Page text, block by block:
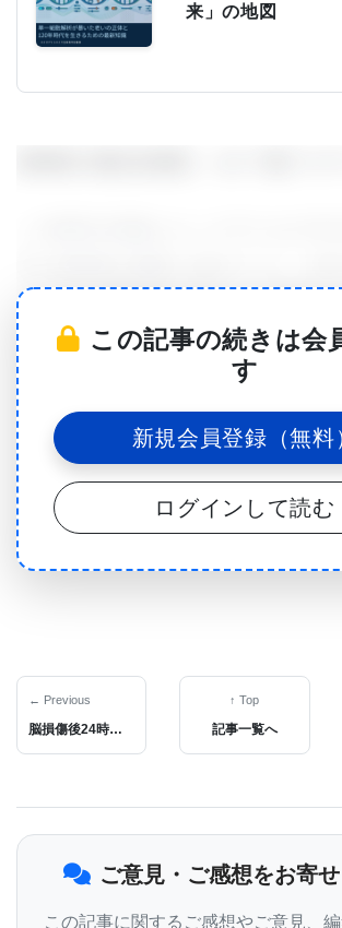
来」の地図
の正式な診断基準を満たし、持続的
症状を呈していた。全員が、コピー
と呼ばれるDNAの重複と欠失の系統
け、驚くべきことに40%が陽性と判
は、クリニックでCNVのスクリーニ
ることの多い自閉症の子供たちと同
のであった。多くの場合、同定され
神疾患や神経発達障害にも関連してい
に安らぎを与え、研究の進展に寄与
る。」と、モントリオール大学のエ
士は述べている。
長年にわたる不確実性に終止符を打つ
この記事の続きは会
す
新規会員登録（無料
ログインして読む
← Previous
脳損傷後24時間以内の血液検査で予後を予測。治療方針の提示でより積極的な救命介入を促す場合も。
↑ Top
記事一覧へ
ご意見・ご感想をお寄
この記事に関するご感想やご意見、